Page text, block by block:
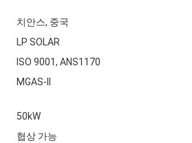
치안스, 중국
LP SOLAR
ISO 9001, ANS1170
MGAS-II
50kW
협상 가능